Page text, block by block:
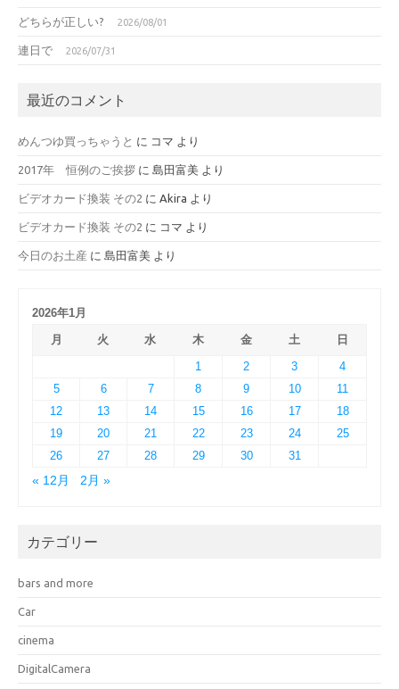
どちらが正しい? 2026/08/01
連日で 2026/07/31
最近のコメント
めんつゆ買っちゃうと に コマ より
2017年 恒例のご挨拶 に 島田富美 より
ビデオカード換装 その2 に Akira より
ビデオカード換装 その2 に コマ より
今日のお土産 に 島田富美 より
2026年1月
月
火 水 木 金 土
日
1
2 3
4
5
6 7 8 9 10
11
12
13 14 15 16 17
18
19
20 21 22 23 24
25
26
27 28 29 30
31
« 12月
2月 »
カテゴリー
bars and more
Car
cinema
DigitalCamera